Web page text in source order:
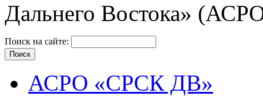
Дальнего Востока»
Поиск на сайте:
АСРО «СРСК ДВ»